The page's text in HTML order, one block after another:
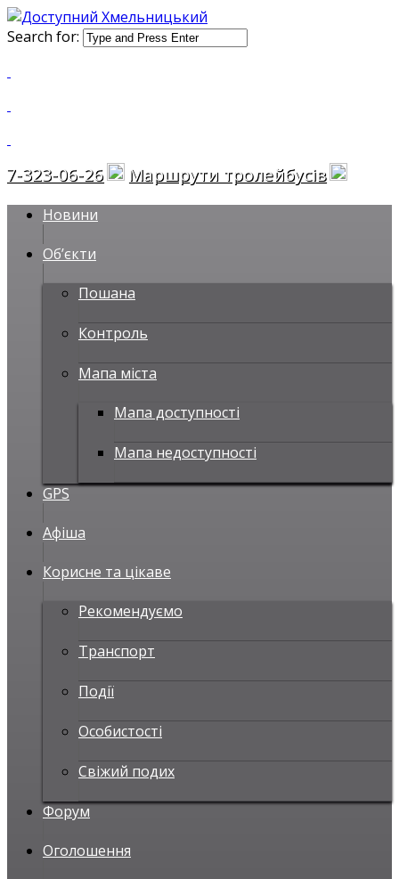
Search for:
06-26 Маршрути тролейбусів
Новини
Об’єкти
Пошана
Контроль
Мапа міста
Мапа доступності
Мапа недоступності
GPS
Афіша
Корисне та цікаве
Рекомендуємо
Транспорт
Події
Особистості
Свіжий подих
Форум
Оголошення